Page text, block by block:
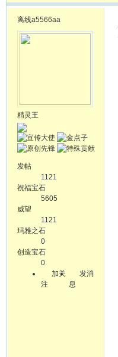
离线a5566aa
精灵王
发帖
1121
祝福宝石
5605
威望
1121
玛雅之石
0
创造宝石
0
加关
注
发消
息